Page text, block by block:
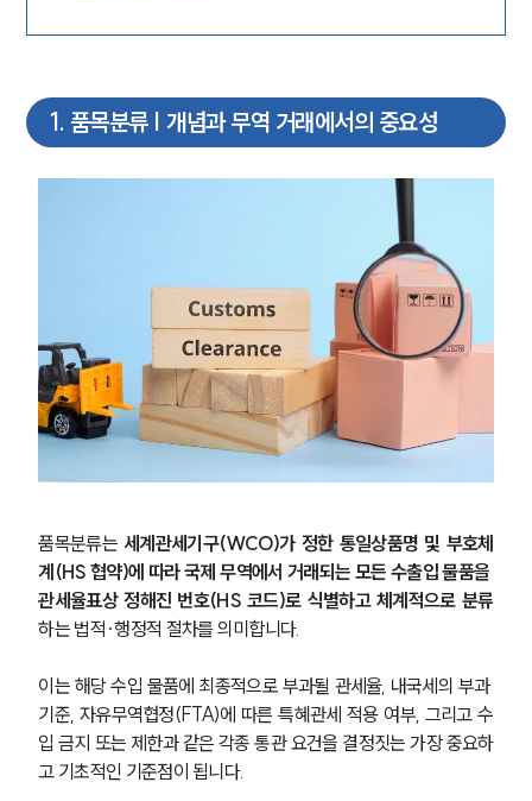
1. 품목분류 | 개념과 무역 거래에서의 중요성
품목분류는 세계관세기구(WCO)가 정한 통일상품명 및 부호체
계(HS 협약)에 따라 국제 무역에서 거래되는 모든 수출입 물품을
관세율표상 정해진 번호(HS 코드)로 식별하고 체계적으로 분류
하는 법적·행정적 절차를 의미합니다.
이는 해당 수입 물품에 최종적으로 부과될 관세율, 내국세의 부과
기준, 자유무역협정(FTA)에 따른 특혜관세 적용 여부, 그리고 수
입 금지 또는 제한과 같은 각종 통관 요건을 결정짓는 가장 중요하
고 기초적인 기준점이 됩니다.